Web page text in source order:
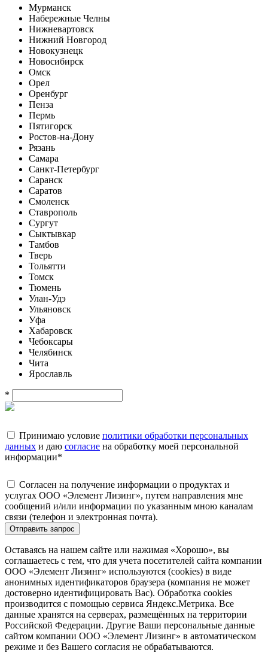
Мурманск
Набережные Челны
Нижневартовск
Нижний Новгород
Новокузнецк
Новосибирск
Омск
Орел
Оренбург
Пенза
Пермь
Пятигорск
Ростов-на-Дону
Рязань
Самара
Санкт-Петербург
Саранск
Саратов
Смоленск
Ставрополь
Сургут
Сыктывкар
Тамбов
Тверь
Тольятти
Томск
Тюмень
Улан-Удэ
Ульяновск
Уфа
Хабаровск
Чебоксары
Челябинск
Чита
Ярославль
*
Принимаю условие политики обработки персональных
данных и даю согласие на обработку моей персональной
информации*
Согласен на получение информации о продуктах и
услугах ООО «Элемент Лизинг», путем направления мне
сообщений и/или информации по указанным мною каналам
связи (телефон и электронная почта).
Отправить запрос
Оставаясь на нашем сайте или нажимая «Хорошо», вы
соглашаетесь с тем, что для учета посетителей сайта компании
ООО «Элемент Лизинг» используются (cookies) в виде
анонимных идентификаторов браузера (компания не может
достоверно идентифицировать Вас). Обработка cookies
производится с помощью сервиса Яндекс.Метрика. Все
данные хранятся на серверах, размещённых на территории
Российской Федерации. Другие Ваши персональные данные
сайтом компании ООО «Элемент Лизинг» в автоматическом
режиме и без Вашего согласия не обрабатываются.